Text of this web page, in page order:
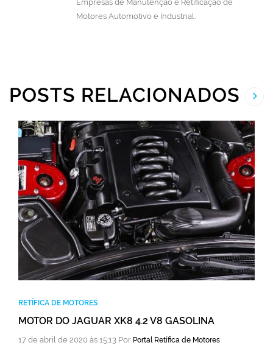
Empresas de Manutenção e Retificação de
Motores Automotivo e Industrial.
POSTS RELACIONADOS
RETÍFICA DE MOTORES
MOTOR DO JAGUAR XK8 4.2 V8 GASOLINA
17 de abril de 2020 às 15:13 Por Portal Retífica de Motores